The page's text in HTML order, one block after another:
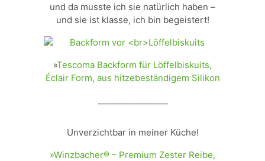
und da musste ich sie natürlich haben –
und sie ist klasse, ich bin begeistert!
»Tescoma Backform für Löffelbiskuits,
Éclair Form, aus hitzebeständigem Silikon
Unverzichtbar in meiner Küche!
»Winzbacher® – Premium Zester Reibe,